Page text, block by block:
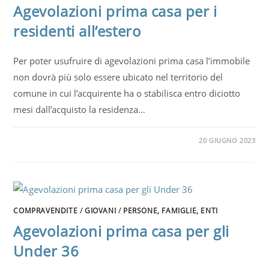
Agevolazioni prima casa per i
residenti all’estero
Per poter usufruire di agevolazioni prima casa l’immobile
non dovrà più solo essere ubicato nel territorio del
comune in cui l’acquirente ha o stabilisca entro diciotto
mesi dall’acquisto la residenza…
20 GIUGNO 2023
COMPRAVENDITE /GIOVANI / PERSONE, FAMIGLIE, ENTI
Agevolazioni prima casa per gli
Under 36